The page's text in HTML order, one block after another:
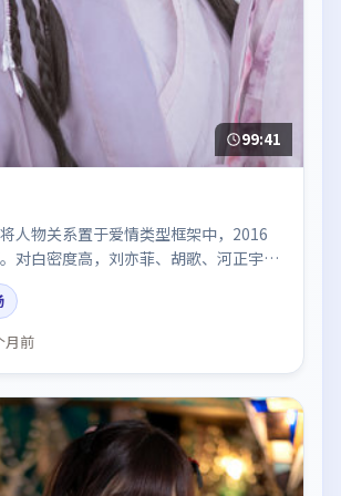
99:41
人物关系置于爱情类型框架中，2016
对白密度高，刘亦菲、胡歌、河正宇、
的台词节奏值得关注；整体气质偏美国
影。
月前